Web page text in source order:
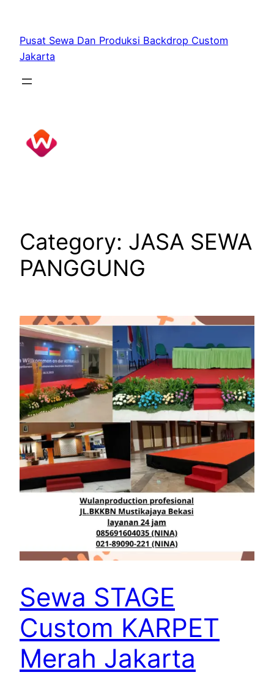
content
Pusat Sewa Dan Produksi Backdrop Custom
Jakarta
Category: JASA SEWA
PANGGUNG
Sewa STAGE
Custom KARPET
Merah Jakarta